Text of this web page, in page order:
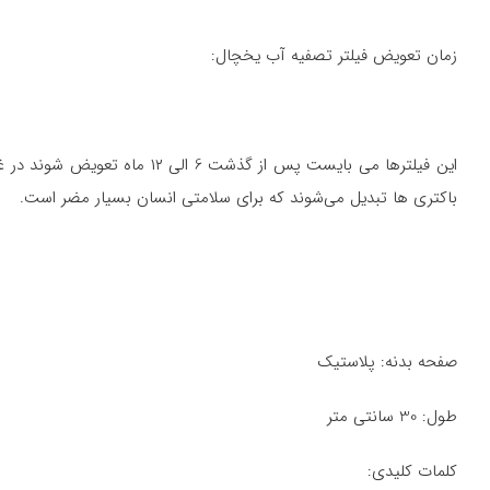
زمان تعویض فیلتر تصفیه آب یخچال:
این فیلترها می بایست پس
باکتری ها تبدیل می‌شوند که برای سلامتی انسان بسیار مضر است.
صفحه بدنه: پلاستیک
طول: 30 سانتی متر
کلمات کلیدی: